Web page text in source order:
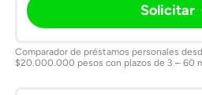
Solicitar
Comparador de préstamos personales
$20.000.000 pesos con plazos de 3 – 60